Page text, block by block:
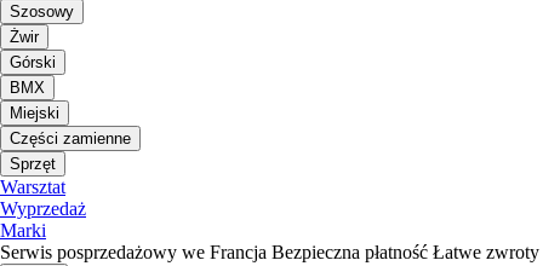
Szosowy
Żwir
Górski
BMX
Miejski
Części zamienne
Sprzęt
Warsztat
Wyprzedaż
Marki
Serwis posprzedażowy we Francja Bezpieczna płatność Łatwe zwroty